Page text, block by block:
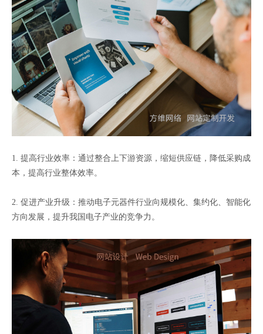
1. 提高行业效率：通过整合上下游资源，缩短供应链，降低采购成
本，提高行业整体效率。
2. 促进产业升级：推动电子元器件行业向规模化、集约化、智能化
方向发展，提升我国电子产业的竞争力。